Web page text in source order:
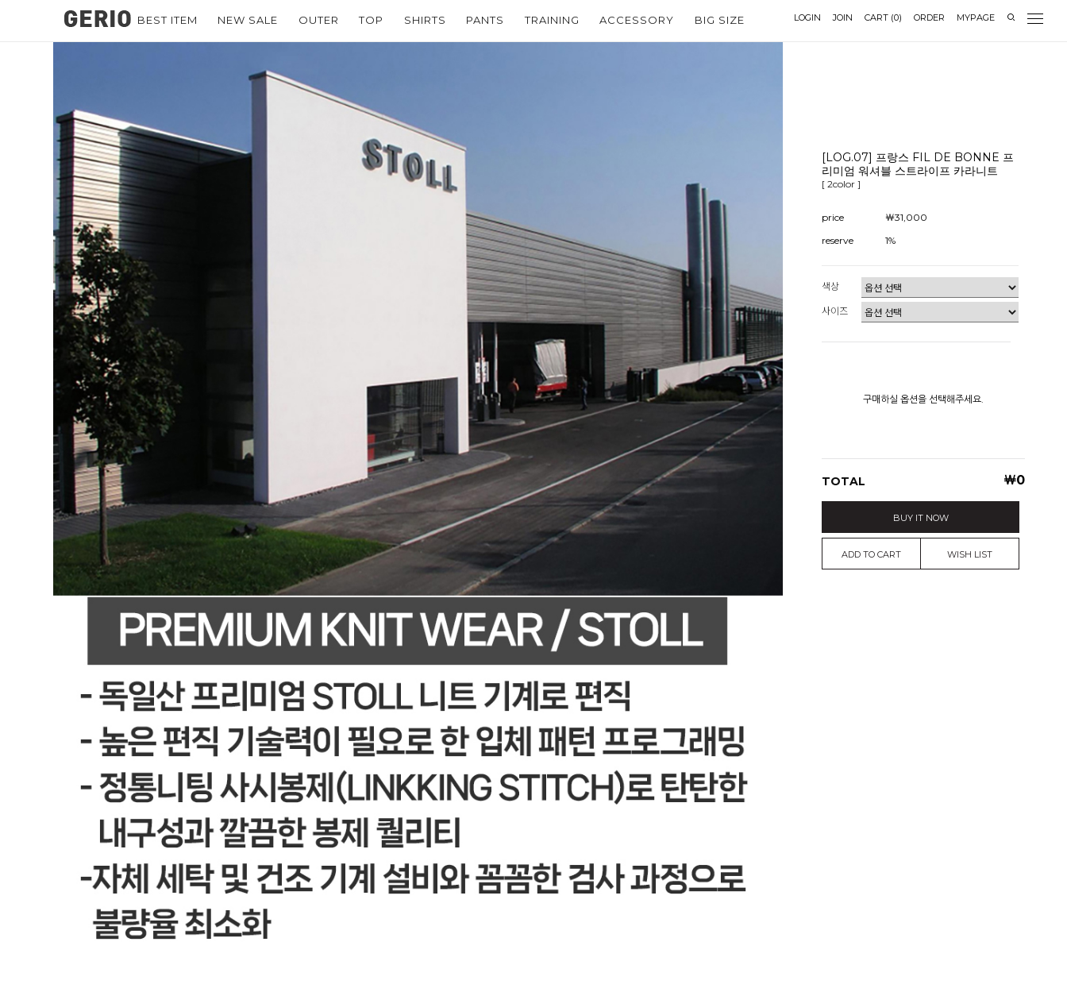
LOGIN JOIN CART (0) ORDER MYPAGE
BEST ITEM NEW SALE OUTER TOP SHIRTS PANTS TRAINING ACCESSORY BIG SIZE
[LOG.07] 프랑스 FIL DE BONNE 프
리미엄 워셔블 스트라이프 카라니트
[ 2color ]
price
￦31,000
reserve
1%
색상
사이즈
구매하실 옵션을 선택해주세요.
TOTAL ￦0
BUY IT NOW
ADD TO CART WISH LIST